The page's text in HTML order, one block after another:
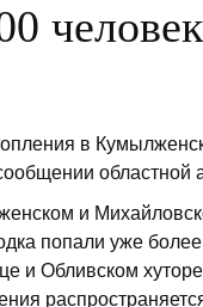
человек
в
областной
и
попали уже
и Обливском